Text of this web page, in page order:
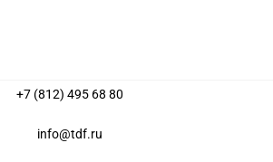
+7 (812) 495 68 80
info@tdf.ru